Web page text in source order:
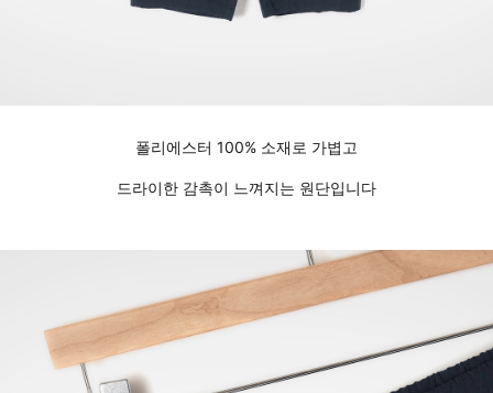
폴리에스터 100% 소재로 가볍고
드라이한 감촉이 느껴지는 원단입니다